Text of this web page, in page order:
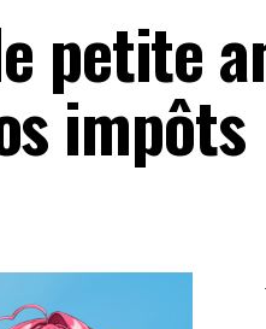
petite
impôts